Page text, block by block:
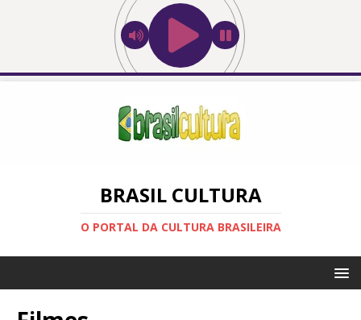
BRASIL CULTURA
O PORTAL DA CULTURA BRASILEIRA